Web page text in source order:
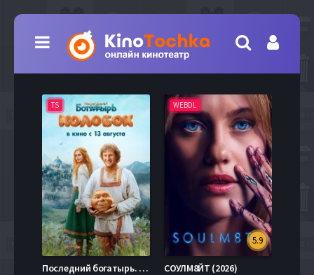
TS
Последний богатырь. Колобок (2026)
WEBDL
5.9
СОУЛМ8ЙТ (2026)